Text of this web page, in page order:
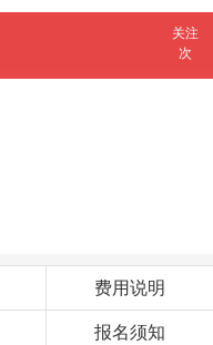
关注
次
费用说明
报名须知